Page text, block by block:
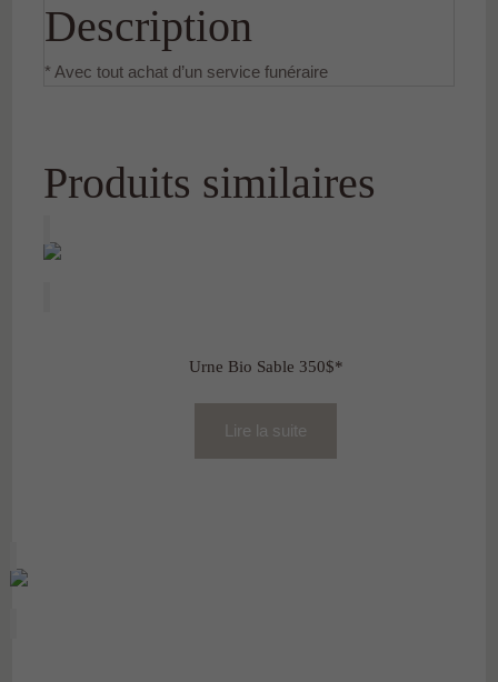
Description
* Avec tout achat d’un service funéraire
Produits similaires
Urne Bio Sable 350$*
Lire la suite